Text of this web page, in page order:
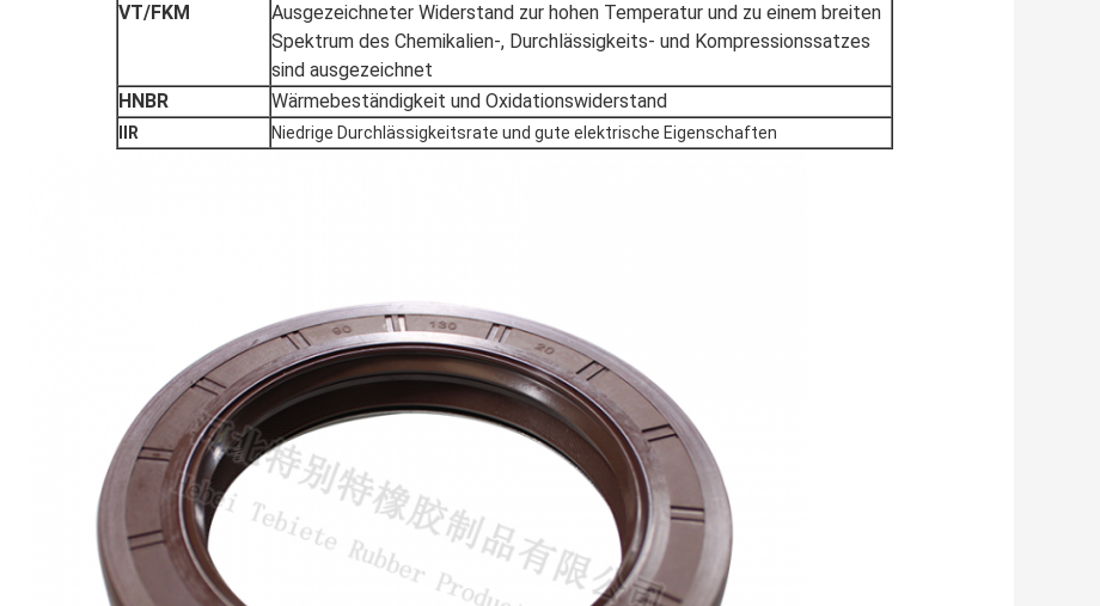
VT/FKM
Ausgezeichneter Widerstand zur hohen Temperatur und zu einem breiten
Spektrum des Chemikalien-, Durchlässigkeits- und Kompressionssatzes
sind ausgezeichnet
HNBR
Wärmebeständigkeit und Oxidationswiderstand
IIR Niedrige Durchlässigkeitsrate und gute elektrische Eigenschaften